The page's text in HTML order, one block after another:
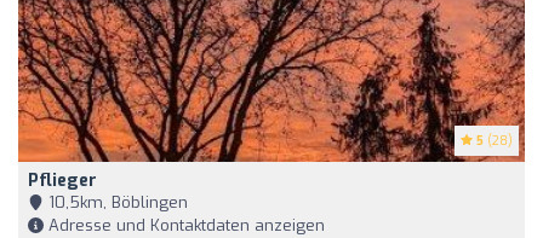
5 (28)
Pflieger
10,5km, Böblingen
Adresse und Kontaktdaten anzeigen